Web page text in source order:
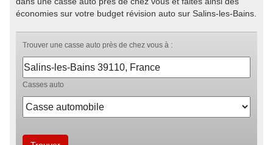
économies sur votre budget révision auto sur Salins-les-Bains.